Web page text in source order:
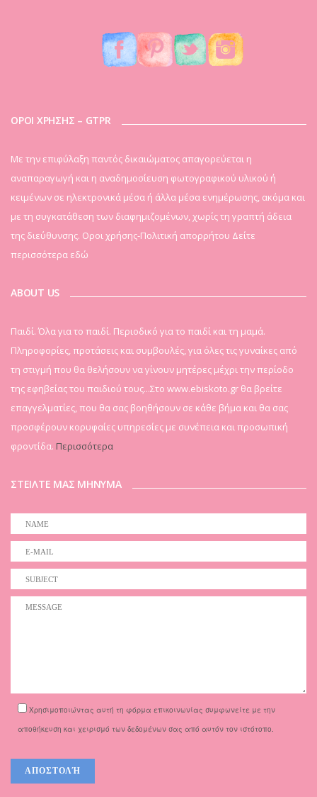
ΟΡΟΙ ΧΡΗΣΗΣ – GTPR
Mε την επιφύλαξη παντός δικαιώματος απαγορεύεται η
αναπαραγωγή και η αναδημοσίευση φωτογραφικού υλικού ή
κειμένων σε ηλεκτρονικά μέσα ή άλλα μέσα ενημέρωσης, ακόμα και
με τη συγκατάθεση των διαφημιζομένων, χωρίς τη γραπτή άδεια
της διεύθυνσης. Οροι χρήσης-Πολιτική απορρήτου Δείτε
περισσότερα εδώ
ABOUT US
Παιδί. Όλα για το παιδί. Περιοδικό για το παιδί και τη μαμά.
Πληροφορίες, προτάσεις και συμβουλές, για όλες τις γυναίκες από
τη στιγμή που θα θελήσουν να γίνουν μητέρες μέχρι την περίοδο
της εφηβείας του παιδιού τους...Στο www.ebiskoto.gr θα βρείτε
επαγγελματίες, που θα σας βοηθήσουν σε κάθε βήμα και θα σας
προσφέρουν κορυφαίες υπηρεσίες με συνέπεια και προσωπική
φροντίδα. Περισσότερα
ΣΤΕΙΛΤΕ ΜΑΣ ΜΗΝΥΜΑ
Χρησιμοποιώντας αυτή τη φόρμα επικοινωνίας συμφωνείτε με την
αποθήκευση και χειρισμό των δεδομένων σας από αυτόν τον ιστότοπο.